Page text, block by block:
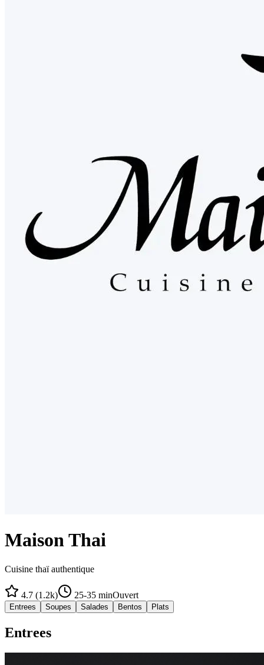
Maison Thai
Cuisine thaï authentique
4.7 (1.2k) 25-35 minOuvert
Entrees Soupes Salades Bentos Plats
Entrees